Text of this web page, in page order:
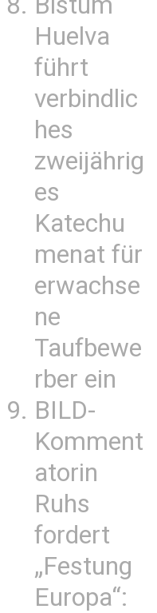
Huelva
führt
verbindlic
hes
zweijährig
es
Katechu
menat für
erwachse
ne
Taufbewe
rber ein
BILD-
Komment
atorin
Ruhs
fordert
„Festung
Europa“: